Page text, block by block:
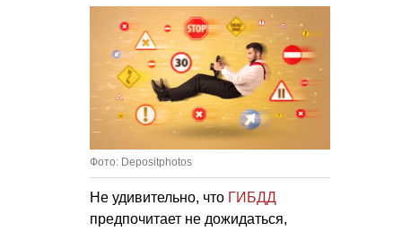
Фото: Depositphotos
Не удивительно, что ГИБДД
предпочитает не дожидаться,